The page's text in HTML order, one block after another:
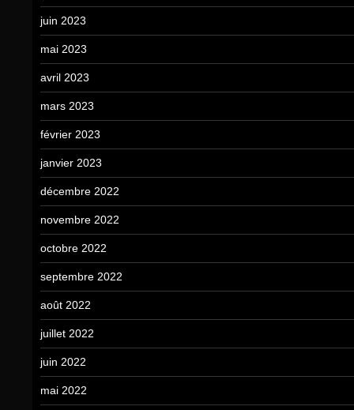
juin 2023
mai 2023
avril 2023
mars 2023
février 2023
janvier 2023
décembre 2022
novembre 2022
octobre 2022
septembre 2022
août 2022
juillet 2022
juin 2022
mai 2022